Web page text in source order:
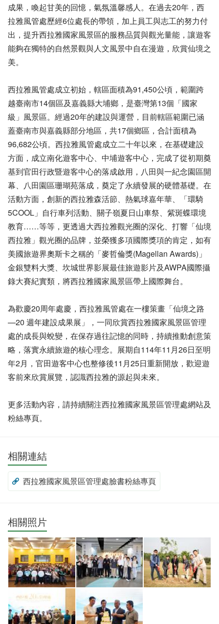
成果，喚起甘美的回憶，氣氛溫馨感人。在過去20年，西
拉雅風管處歷經6位處長的帶領，加上員工與志工的努力付
出，提升西拉雅國家風景區的服務品質與觀光量能，讓遊客
能夠在獨特的自然景觀與人文風景中自在漫遊，欣賞仙境之
美。
西拉雅風管處成立初始，轄區面積為91,450公頃，範圍跨
越臺南市14個區及嘉義縣大埔鄉，是臺灣第13個「國家
級」風景區。經過20年的建設與運營，目前轄區範圍已涵
蓋臺南市與嘉義縣部分地區，共17個鄉區，合計面積為
96,682公頃。西拉雅風管處成立二十年以來，在基礎建設
方面，成立南化遊客中心、中埔遊客中心，完成了從初期奠
基到官田行政暨遊客中心的落成啟用，八田與一紀念園區開
幕、八田園區珊瑚苑落成，奠定了永續發展的硬體基礎。在
活動方面，創新的西拉雅森活節、熱氣球嘉年華、「環騎
5COOL」自行車列活動、關子嶺夏日山車祭、紫斑蝶環境
教育……等等，更透過大西拉雅觀光圈的深化、打響「仙境
西拉雅」觀光圈的品牌，並榮獲多項國際獎項的肯定，如有
美國旅遊界奧斯卡之稱的「麥哲倫獎(Magellan Awards)」
金銀雙料大獎、坎城世界影展最佳旅遊影片及AWPA國際攝
錄大賽紀實類，將西拉雅國家風景區帶上國際舞台。
為歡慶20周年處慶，西拉雅風管處在一樓策畫「仙境之路
—20 週年建設成果展」，一同欣賞西拉雅國家風景區管理
處的成長與蛻變，在保存過往記憶的同時，持續推動創意策
略，落實永續旅遊的核心理念。展期自114年11月26日至明
年2月，官田遊客中心也整修後11月25日重新開放，歡迎遊
客前來欣賞展覽，認識西拉雅的源起與未來。
更多活動內容，請持續關注西拉雅國家風景區管理處網站及
粉絲專頁。
相關連結
西拉雅國家風景區管理處臉書粉絲專頁
相關照片